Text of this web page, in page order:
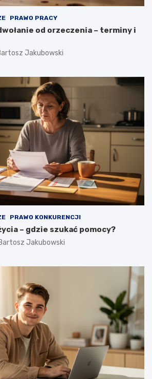
PRAWO PRACY
od orzeczenia – terminy i
Jakubowski
PRAWO KONKURENCJI
– gdzie szukać pomocy?
Jakubowski